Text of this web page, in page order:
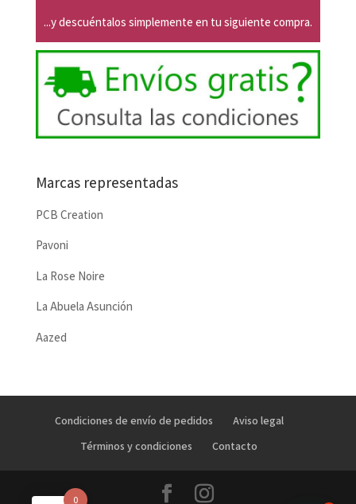
...y descuéntalos simplemente en tu siguiente compra.
Marcas representadas
PCB Creation
Pavoni
La Rose Noire
La Abuela Asunción
Aazed
Condiciones de envío de pedidos
Aviso legal
Términos y condiciones
Contacto
0